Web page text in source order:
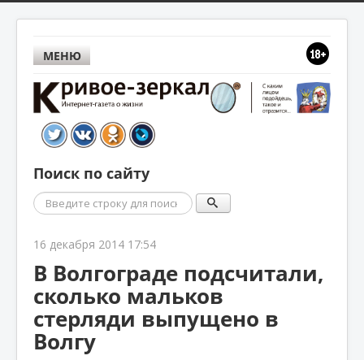
МЕНЮ
Поиск по сайту
Поиск
16 декабря 2014 17:54
В Волгограде подсчитали,
сколько мальков
стерляди выпущено в
Волгу